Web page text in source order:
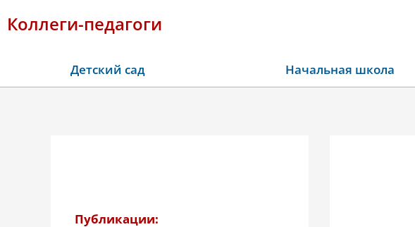
Коллеги-педагоги
Детский сад Начальная школа
Публикации: